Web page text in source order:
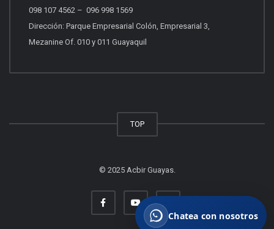
Quiero vender propiedades
Escríbenos tu consulta.
Chatea con nosotros
098 107 4562 – 096 998 1569
Dirección: Parque Empresarial Colón, Empresarial 3,
Mezanine Of. 010 y 011 Guayaquil
TOP
© 2025 Acbir Guayas.